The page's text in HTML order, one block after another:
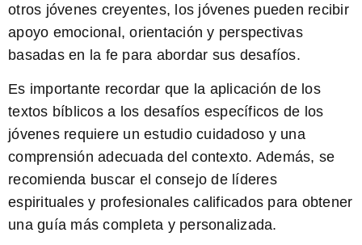
otros jóvenes creyentes, los jóvenes pueden recibir
apoyo emocional, orientación y perspectivas
basadas en la fe para abordar sus desafíos.
Es importante recordar que la aplicación de los
textos bíblicos a los desafíos específicos de los
jóvenes requiere un estudio cuidadoso y una
comprensión adecuada del contexto. Además, se
recomienda buscar el consejo de líderes
espirituales y profesionales calificados para obtener
una guía más completa y personalizada.